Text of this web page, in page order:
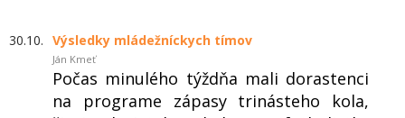
30.10. Výsledky mládežníckych tímov
Ján Kmeť
Počas minulého týždňa mali dorastenci
na programe zápasy trinásteho kola,